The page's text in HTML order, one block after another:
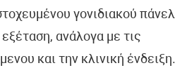
γονιδιακού πάνελ
ανάλογα με τις
και την κλινική ένδειξη.